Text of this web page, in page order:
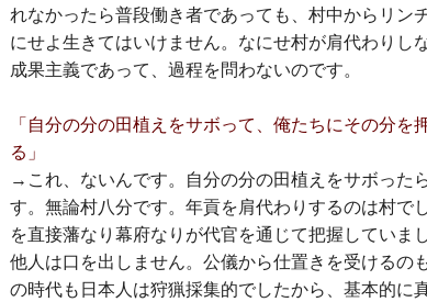
れなかったら普段働き者であっても、村中からリン
にせよ生きてはいけません。なにせ村が肩代わりし
成果主義であって、過程を問わないのです。
「自分の分の田植えをサボって、俺たちにその分
る」
→これ、ないんです。自分の分の田植えをサボった
す。無論村八分です。年貢を肩代わりするのは村で
を直接藩なり幕府なりが代官を通じて把握していま
他人は口を出しません。公儀から仕置きを受けるの
の時代も日本人は狩猟採集的でしたから、基本的に